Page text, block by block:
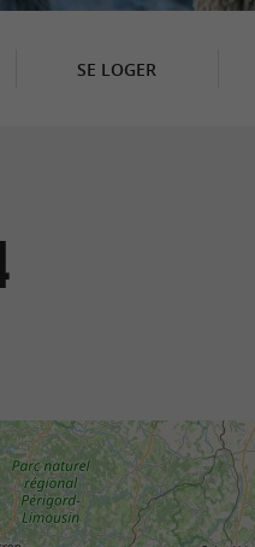
SE LOGER